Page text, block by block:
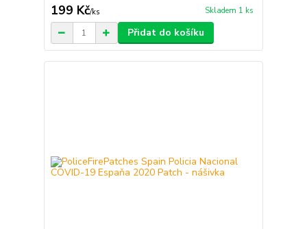
199 Kč/ks Skladem 1 ks
Přidat do košíku